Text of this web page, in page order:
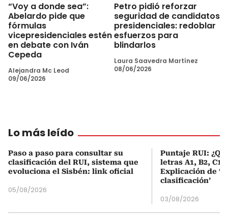
“Voy a donde sea”:
Abelardo pide que
fórmulas
vicepresidenciales estén
en debate con Iván
Cepeda
Alejandra Mc Leod
09/06/2026
Petro pidió reforzar
seguridad de candidatos
presidenciales: redoblar
esfuerzos para
blindarlos
Laura Saavedra Martínez
08/06/2026
Lo más leído
Paso a paso para consultar su
clasificación del RUI, sistema que
evoluciona el Sisbén: link oficial
05/08/2026
Puntaje RUI:
letras A1, B2, C1
Explicación de
clasificación’
03/08/2026